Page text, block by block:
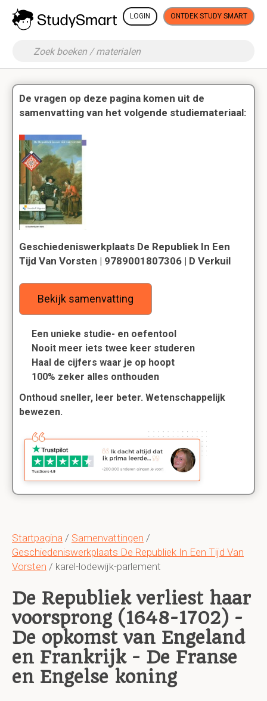
LOGIN ONTDEK STUDY SMART
Startpagina / Samenvattingen /
Geschiedeniswerkplaats De Republiek In Een Tijd Van
Vorsten / karel-lodewijk-parlement
De Republiek verliest haar
voorsprong (1648-1702) -
De opkomst van Engeland
en Frankrijk - De Franse
en Engelse koning
De vragen op deze pagina komen uit de
samenvatting van het volgende studiemateriaal:
Geschiedeniswerkplaats De Republiek In Een
Tijd Van Vorsten | 9789001807306 | D Verkuil
Bekijk samenvatting
Een unieke studie- en oefentool
Nooit meer iets twee keer studeren
Haal de cijfers waar je op hoopt
100% zeker alles onthouden
Onthoud sneller, leer beter. Wetenschappelijk
bewezen.